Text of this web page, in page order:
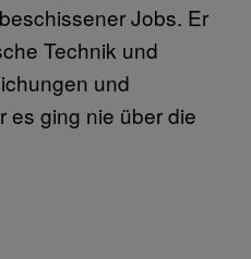
Jobs. Er
Technik und
und
es ging nie über die